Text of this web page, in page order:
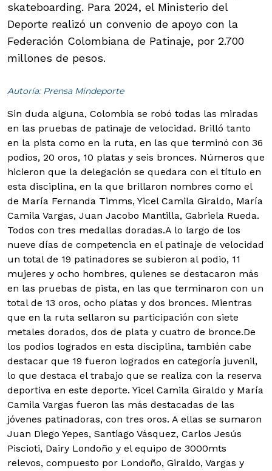
skateboarding. Para 2024, el Ministerio del
Deporte realizó un convenio de apoyo con la
Federación Colombiana de Patinaje, por 2.700
millones de pesos.
Autoría: Prensa Mindeporte
Sin duda alguna, Colombia se robó todas las miradas
en las pruebas de patinaje de velocidad. Brilló tanto
en la pista como en la ruta, en las que terminó con 36
podios, 20 oros, 10 platas y seis bronces. Números que
hicieron que la delegación se quedara con el título en
esta disciplina, en la que brillaron nombres como el
de María Fernanda Timms, Yicel Camila Giraldo, María
Camila Vargas, Juan Jacobo Mantilla, Gabriela Rueda.
Todos con tres medallas doradas.A lo largo de los
nueve días de competencia en el patinaje de velocidad
un total de 19 patinadores se subieron al podio, 11
mujeres y ocho hombres, quienes se destacaron más
en las pruebas de pista, en las que terminaron con un
total de 13 oros, ocho platas y dos bronces. Mientras
que en la ruta sellaron su participación con siete
metales dorados, dos de plata y cuatro de bronce.De
los podios logrados en esta disciplina, también cabe
destacar que 19 fueron logrados en categoría juvenil,
lo que destaca el trabajo que se realiza con la reserva
deportiva en este deporte. Yicel Camila Giraldo y María
Camila Vargas fueron las más destacadas de las
jóvenes patinadoras, con tres oros. A ellas se sumaron
Juan Diego Yepes, Santiago Vásquez, Carlos Jesús
Piscioti, Dairy Londoño y el equipo de 3000mts
relevos, compuesto por Londoño, Giraldo, Vargas y